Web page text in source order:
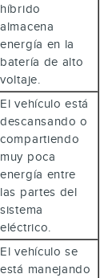
híbrido
almacena
energía en la
batería de alto
voltaje.
El vehículo está
descansando o
compartiendo
muy poca
energía entre
las partes del
sistema
eléctrico.
El vehículo se
está manejando